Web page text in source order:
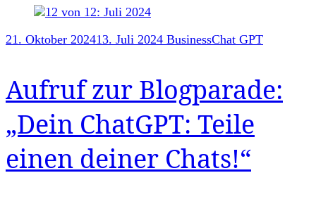
21. Oktober 202413. Juli 2024 BusinessChat GPT
Aufruf zur Blogparade:
„Dein ChatGPT: Teile
einen deiner Chats!“